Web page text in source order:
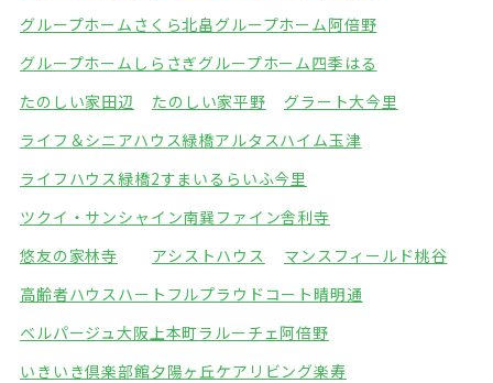
グループホームさくら北畠グループホーム阿倍野
グループホームしらさぎグループホーム四季はる
たのしい家田辺
たのしい家平野
グラート大今里
ライフ＆シニアハウス緑橋アルタスハイム玉津
ライフハウス緑橋2すまいるらいふ今里
ツクイ・サンシャイン南巽ファイン舎利寺
悠友の家林寺
アシストハウス
マンスフィールド桃谷
高齢者ハウスハートフルプラウドコート晴明通
ベルパージュ大阪上本町ラルーチェ阿倍野
いきいき倶楽部館夕陽ヶ丘ケアリビング楽寿